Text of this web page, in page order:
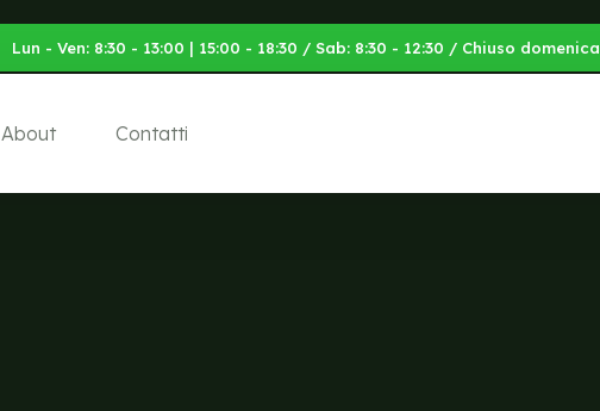
Lun - Ven: 8:30 - 13:00 | 15:00 - 18:30 / Sab: 8:30 - 12:30 / Chiuso domenica
About Contatti